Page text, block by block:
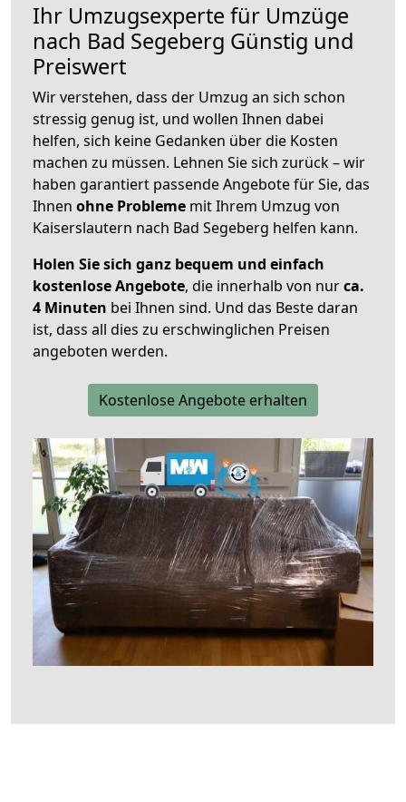
Ihr Umzugsexperte für Umzüge
nach Bad Segeberg Günstig und
Preiswert
Wir verstehen, dass der Umzug an sich schon
stressig genug ist, und wollen Ihnen dabei
helfen, sich keine Gedanken über die Kosten
machen zu müssen. Lehnen Sie sich zurück – wir
haben garantiert passende Angebote für Sie, das
Ihnen ohne Probleme mit Ihrem Umzug von
Kaiserslautern nach Bad Segeberg helfen kann.
Holen Sie sich ganz bequem und einfach
kostenlose Angebote, die innerhalb von nurca.
4 Minuten bei Ihnen sind. Und das Beste daran
ist, dass all dies zu erschwinglichen Preisen
angeboten werden.
Kostenlose Angebote erhalten